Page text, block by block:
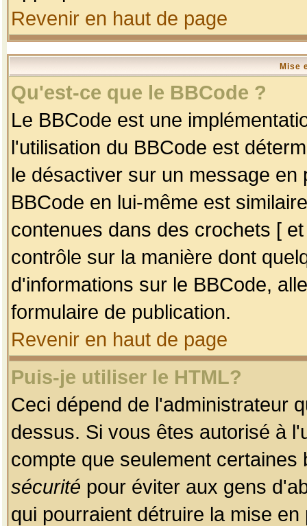
Revenir en haut de page
Mise
Qu'est-ce que le BBCode ?
Le BBCode est une
l'utilisation du BBCode est
le désactiver sur un message
BBCode en lui-même est
contenues dans des crochets [
contrôle sur la manière dont
d'informations sur le BBCode,
formulaire de publication.
Revenir en haut de page
Puis-je utiliser le HTML?
Ceci dépend de l'administrateur
dessus. Si vous êtes autorisé à
compte que seulement
sécurité pour éviter aux gens
qui pourraient détruire la mise